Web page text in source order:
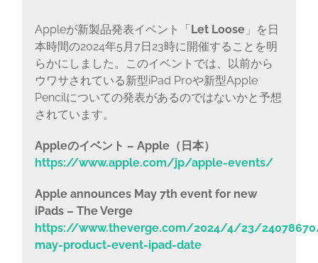
Appleが新製品発表イベント「 Let Loose」を日
本時間の2024年5月7日23時に開催することを明
らかにしました。このイベントでは、以前から
ウワサされている新型iPad Proや新型Apple
Pencilについての発表があるのではないかと予想
されています。
Appleのイベント – Apple（日本）
https://www.apple.com/jp/apple-events/
Apple announces May 7th event for new
iPads – The Verge
https://www.theverge.com/2024/4/23/
may-product-event-ipad-date